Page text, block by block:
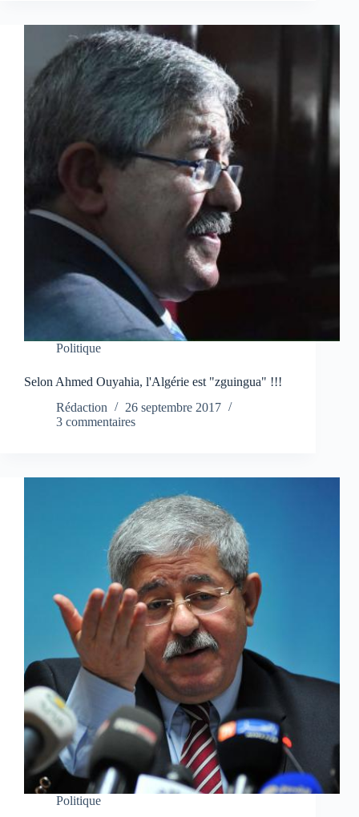
Politique
Selon Ahmed Ouyahia, l'Algérie est "zguingua" !!!
Rédaction
26 septembre 2017
3 commentaires
Politique